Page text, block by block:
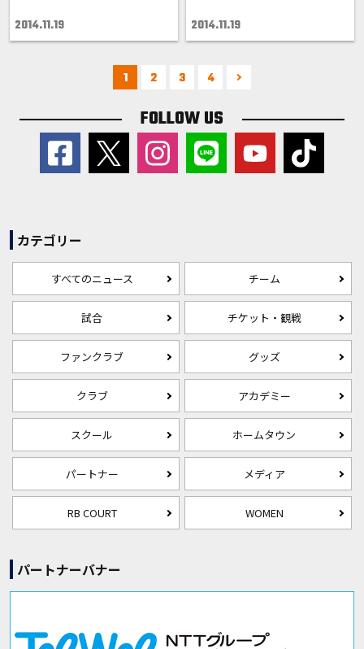
2014.11.19 2014.11.19
1 2 3 4
FOLLOW US
カテゴリー
すべてのニュース チーム
試合 チケット・観戦
ファンクラブ グッズ
クラブ アカデミー
スクール ホームタウン
パートナー メディア
RB COURT WOMEN
パートナーバナー